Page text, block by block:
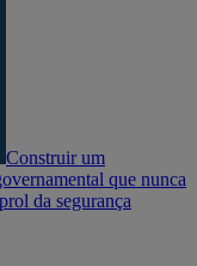
Construir um
que nunca
da segurança